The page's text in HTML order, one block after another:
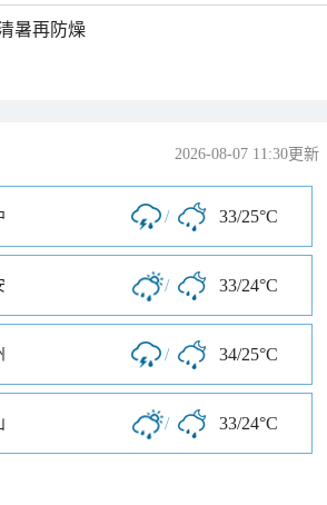
暑再防燥
2026-08-07 11:30更新
/ 33/25°C
/ 33/24°C
/ 34/25°C
/ 33/24°C